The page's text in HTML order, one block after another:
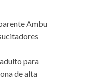
Ambu
para
de alta